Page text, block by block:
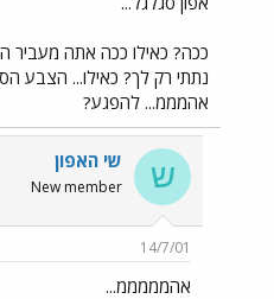
ככה? כאילו ככה אתה מעביר
נתתי רק לך? כאילו... הצבע
אהמממ... להפגע?
ש שי האפון
New member
14/7/01
אהמממממ...